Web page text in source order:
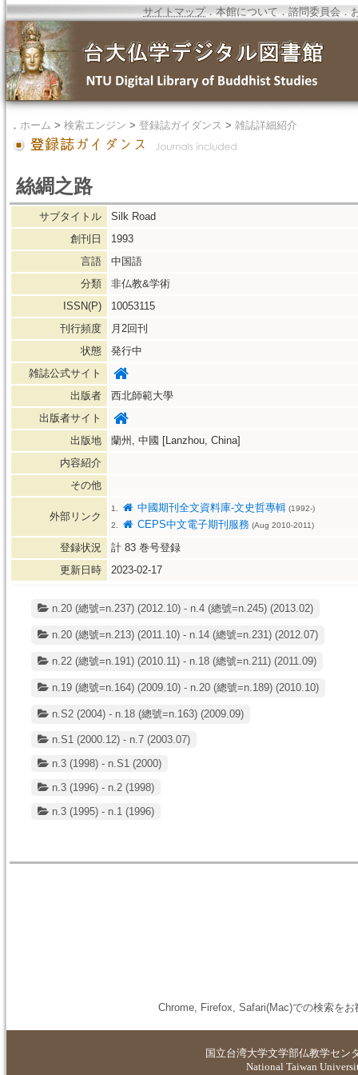
サイトマップ．本館について．諮問委員会．
． ホーム > 検索エンジン > 登録誌ガイダンス > 雑誌詳細紹介
絲綢之路
サブタイトル
Silk Road
創刊日
1993
言語
中国語
分類
非仏教&学術
ISSN(P)
10053115
刊行頻度
月2回刊
状態
発行中
雑誌公式サイト
出版者
西北師範大學
出版者サイト
出版地
蘭州, 中國 [Lanzhou, China]
内容紹介
その他
外部リンク
1. 中國期刊全文資料庫-文史哲專輯 (1992-)
2.
CEPS中文電子期刊服務 (Aug 2010-2011)
登録状況 計 83 巻号登録
更新日時
2023-02-17
n.20 (總號=n.237) (2012.10) - n.4 (總號=n.245) (2013.02)
n.20 (總號=n.213) (2011.10) - n.14 (總號=n.231) (2012.07)
n.22 (總號=n.191) (2010.11) - n.18 (總號=n.211) (2011.09)
n.19 (總號=n.164) (2009.10) - n.20 (總號=n.189) (2010.10)
n.S2 (2004) - n.18 (總號=n.163) (2009.09)
n.S1 (2000.12) - n.7 (2003.07)
n.3 (1998) - n.S1 (2000)
n.3 (1996) - n.2 (1998)
n.3 (1995) - n.1 (1996)
Chrome, Firefox, Safari(Mac)での検索を
国立台湾大学文学部仏教学セン
National Taiwan